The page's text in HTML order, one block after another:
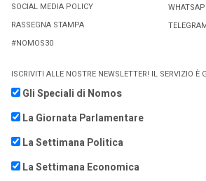
SOCIAL MEDIA POLICY
RASSEGNA STAMPA
#NOMOS30
ISCRIVITI ALLE NOSTRE NEWSLETTER! IL SERVIZIO È
Gli Speciali di Nomos
La Giornata Parlamentare
La Settimana Politica
La Settimana Economica